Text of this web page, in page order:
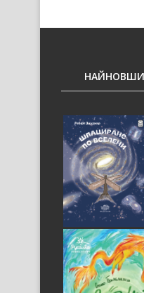
НАЙНОВШИ